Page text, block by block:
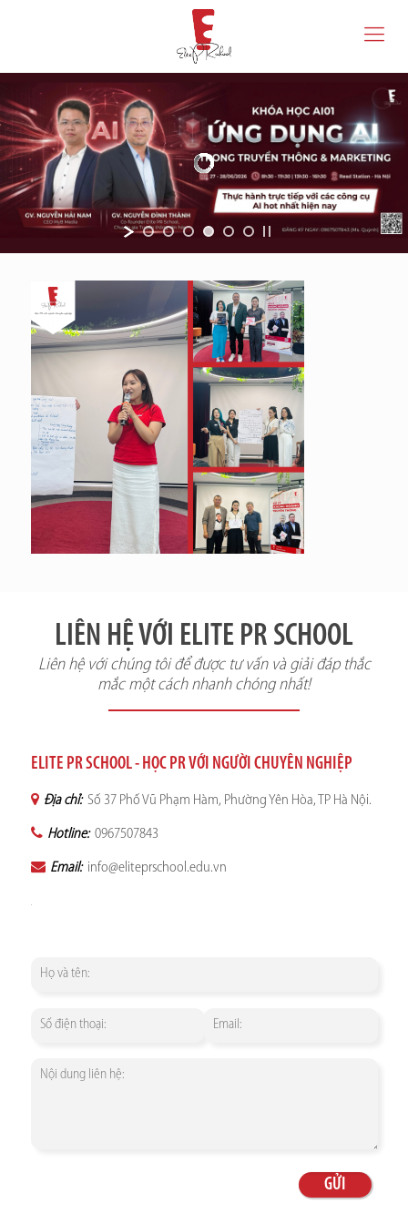
LIÊN HỆ VỚI ELITE PR SCHOOL
Liên hệ với chúng tôi để được tư vấn và giải đáp thắc
mắc một cách nhanh chóng nhất!
ELITE PR SCHOOL - HỌC PR VỚI NGƯỜI CHUYÊN NGHIỆP
Địa chỉ: Số 37 Phố Vũ Phạm Hàm, Phường Yên Hòa, TP Hà Nội.
Hotline: 0967507843
Email: info@eliteprschool.edu.vn